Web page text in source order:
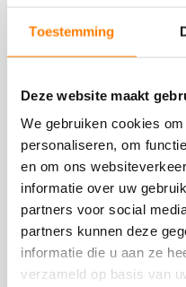
Toestemming
Deze website maakt
We gebruiken cookies
personaliseren, om
en om ons
informatie over uw
partners voor social
partners kunnen deze
informatie die u aan ze
verzameld op basis van